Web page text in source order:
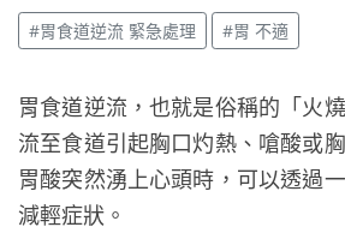
#胃食道逆流 緊急處理 #胃 不適
胃食道逆流，也就是俗稱的「火
流至食道引起胸口灼熱、嗆酸或
胃酸突然湧上心頭時，可以透過
減輕症狀。